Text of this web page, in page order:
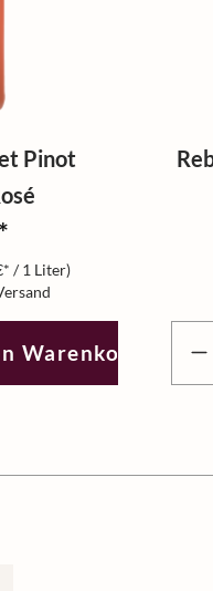
Pinot
/ 1 Liter)
Warenkorb